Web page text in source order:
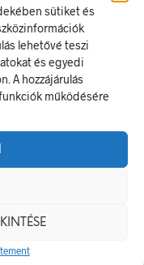
sütiket és
lehetővé teszi
és egyedi
A hozzájárulás
működésére
– Miért
Hogyan Válaszd Ki,
És Csapatszellem
A Hulladékgyűjtő